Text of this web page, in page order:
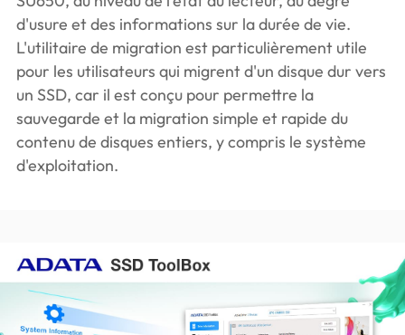
d'usure et des informations sur la durée de vie.
L'utilitaire de migration est particulièrement utile
pour les utilisateurs qui migrent d'un disque dur vers
un SSD, car il est conçu pour permettre la
sauvegarde et la migration simple et rapide du
contenu de disques entiers, y compris le système
d'exploitation.